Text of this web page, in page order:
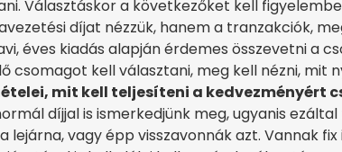
Választáskor a következőket kell
díjat nézzük, hanem a tranzakciók,
éves kiadás alapján érdemes összevetni a
csomagot kell választani, meg kell nézni, mit
mit kell teljesíteni a kedvezményért
díjjal is ismerkedjünk meg, ugyanis
lejárna, vagy épp visszavonnák azt. Vannak fix